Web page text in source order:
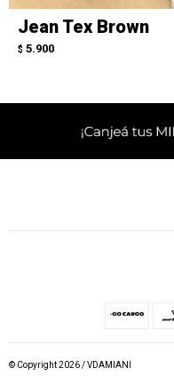
Jean Tex Brown
$ 5.900
© Copyright 2026 / VDAMIANI